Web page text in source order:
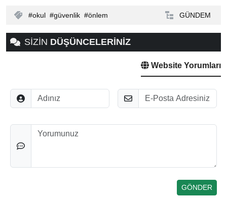
okul güvenlik önlem GÜNDEM
SİZİN DÜŞÜNCELERİNİZ
Website Yorumları
Adınız E-Posta
Düşünceleriniz